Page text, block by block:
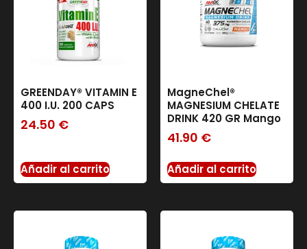
GREENDAY® VITAMIN E
400 I.U. 200 CAPS
24.50 €
Añadir al carrito
MagneChel®
MAGNESIUM CHELATE
DRINK 420 GR Mango
41.90 €
Añadir al carrito